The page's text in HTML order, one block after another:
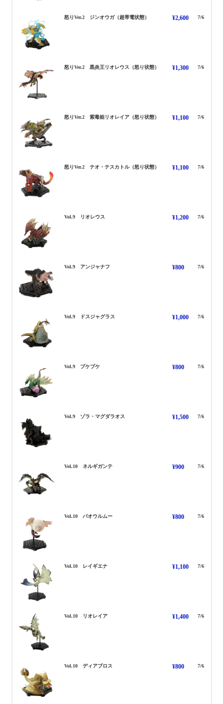
怒りVer.2 ジンオウガ（超帯電状態） じんおうが いかり
¥2,600 7/6
怒りVer.2 黒炎王リオレウス（怒り状態） こくえんおうりおれうす
¥1,300 7/6
怒りVer.2 紫毒姫リオレイア（怒り状態） しどくひめりおれいあ い
¥1,100 7/6
怒りVer.2 テオ・テスカトル（怒り状態） ておてすかとる いかり
¥1,100 7/6
Vol.9 リオレウス ¥1,200 7/6
Vol.9 アンジャナフあんじゃなふ ¥800 7/6
Vol.9 ドスジャグラス ¥1,000 7/6
Vol.9 プケプケぷけぷけ ¥800 7/6
Vol.9 ゾラ・マグダラオス ¥1,500 7/6
Vol.10 ネルギガンテねるぎがんて ¥900 7/6
Vol.10 パオウルムーぱおうるむー ¥800 7/6
Vol.10 レイギエナれいぎえな ¥1,100 7/6
Vol.10 リオレイアりおれいあ ¥1,400 7/6
Vol.10 ディアブロス ¥800 7/6